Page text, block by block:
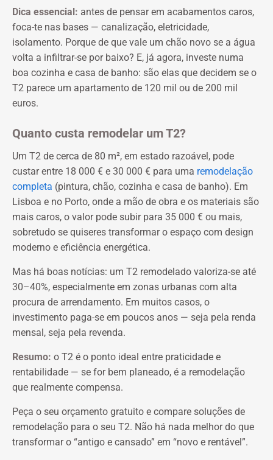
Dica essencial: antes de pensar em acabamentos caros,
foca-te nas bases — canalização, eletricidade,
isolamento. Porque de que vale um chão novo se a água
volta a infiltrar-se por baixo? E, já agora, investe numa
boa cozinha e casa de banho: são elas que decidem se o
T2 parece um apartamento de 120 mil ou de 200 mil
euros.
Quanto custa remodelar um T2?
Um T2 de cerca de 80 m², em estado razoável, pode
custar entre 18 000 € e 30 000 € para uma remodelação
completa (pintura, chão, cozinha e casa de banho). Em
Lisboa e no Porto, onde a mão de obra e os materiais são
mais caros, o valor pode subir para 35 000 € ou mais,
sobretudo se quiseres transformar o espaço com design
moderno e eficiência energética.
Mas há boas notícias: um T2 remodelado valoriza-se até
30–40%, especialmente em zonas urbanas com alta
procura de arrendamento. Em muitos casos, o
investimento paga-se em poucos anos — seja pela renda
mensal, seja pela revenda.
Resumo: o T2 é o ponto ideal entre praticidade e
rentabilidade — se for bem planeado, é a remodelação
que realmente compensa.
Peça o seu orçamento gratuito e compare soluções de
remodelação para o seu T2. Não há nada melhor do que
transformar o “antigo e cansado” em “novo e rentável”.